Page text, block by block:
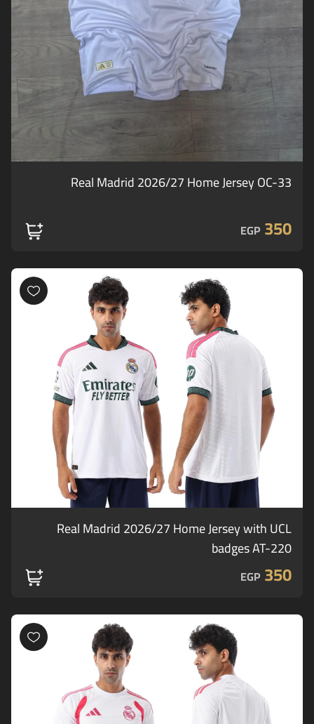
Real Madrid 2026/27 Home Jersey OC-33
350
EGP
Real Madrid 2026/27 Home Jersey with UCL
badges AT-220
350
EGP